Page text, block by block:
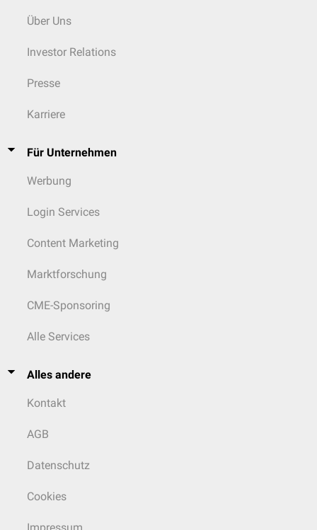
Über Uns
Investor Relations
Presse
Karriere
Für Unternehmen
Werbung
Login Services
Content Marketing
Marktforschung
CME-Sponsoring
Alle Services
Alles andere
Kontakt
AGB
Datenschutz
Cookies